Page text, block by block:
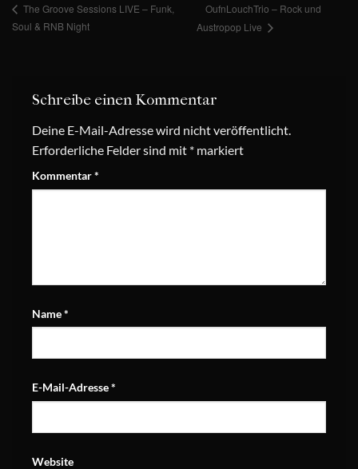
The Groove Sessions LIVE – Funk,
Soul & RNB Night
OufnLouchTrio – Rock und
Austropop Live
Schreibe einen Kommentar
Deine E-Mail-Adresse wird nicht veröffentlicht.
Erforderliche Felder sind mit * markiert
Kommentar*
Name*
E-Mail-Adresse*
Website